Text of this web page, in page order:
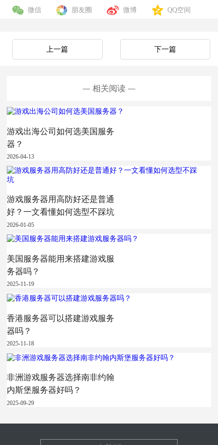
微信 朋友圈 微博 QQ空间
下一篇
上一篇
相关阅读
游戏出海公司如何选美国服务
器？
2026-04-13
游戏服务器用高防好还是普通
好？一文看懂如何选型不踩坑
2026-01-05
美国服务器能用来搭建游戏服
务器吗？
2025-11-19
香港服务器可以搭建游戏服务
器吗？
2025-11-18
非洲游戏服务器选择南非约翰
内斯堡服务器好吗？
2025-09-29